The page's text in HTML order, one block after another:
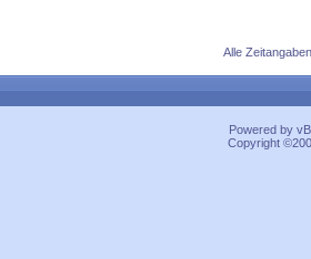
Alle
Powered by
Copyright